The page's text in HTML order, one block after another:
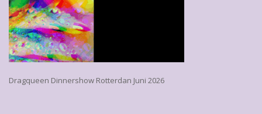
Dragqueen Dinnershow Rotterdan Juni 2026